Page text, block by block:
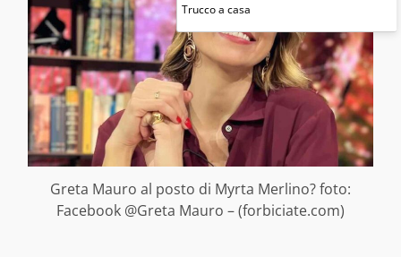
Greta Mauro al posto di Myrta Merlino? foto:
Facebook @Greta Mauro – (forbiciate.com)
Trucco a casa